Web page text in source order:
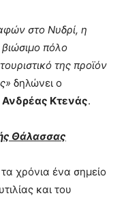
στο Νυδρί, η
πόλο
της προϊόν
δηλώνει ο
Κτενάς.
Θάλασσας
τα χρόνια ένα σημείο
και του